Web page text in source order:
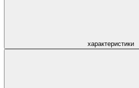
характеристики